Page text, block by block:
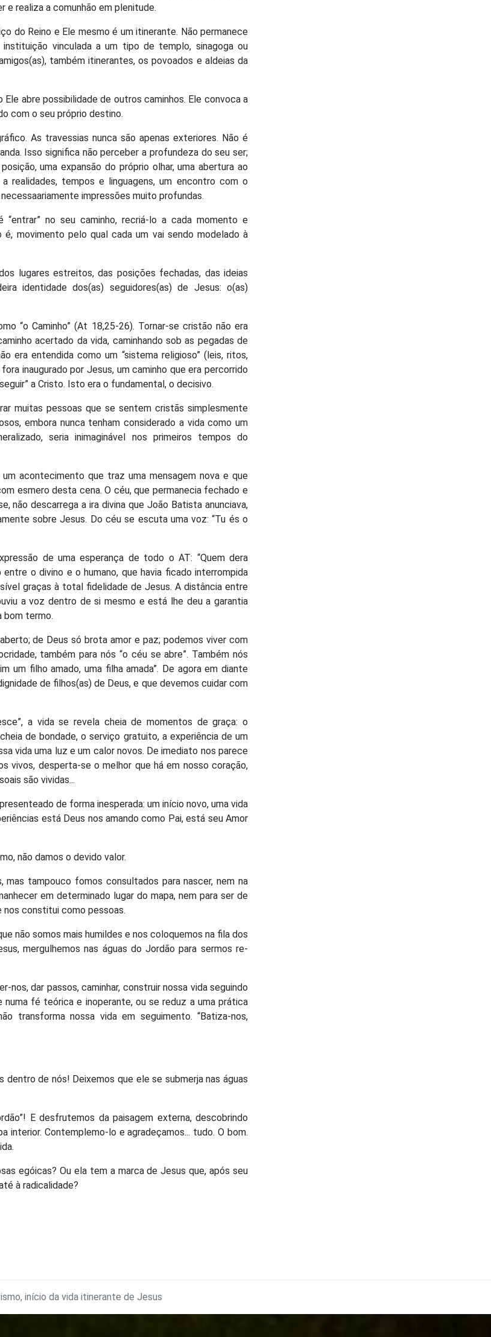
e realiza a comunhão em plenitude.
do Reino e Ele mesmo é um itinerante. Não permanece
vinculada a um tipo de templo, sinagoga ou
também itinerantes, os povoados e aldeias da
abre possibilidade de outros caminhos. Ele convoca a
com o seu próprio destino.
As travessias nunca são apenas exteriores. Não é
Isso significa não perceber a profundeza do seu ser;
uma expansão do próprio olhar, uma abertura ao
realidades, tempos e linguagens, um encontro com o
impressões muito profundas.
no seu caminho, recriá-lo a cada momento e
movimento pelo qual cada um vai sendo modelado à
lugares estreitos, das posições fechadas, das ideias
identidade dos(as) seguidores(as) de Jesus: o(as)
“o Caminho” (At 18,25-26). Tornar-se cristão não era
acertado da vida, caminhando sob as pegadas de
era entendida como um “sistema religioso” (leis, ritos,
inaugurado por Jesus, um caminho que era percorrido
a Cristo. Isto era o fundamental, o decisivo.
muitas pessoas que se sentem cristãs simplesmente
embora nunca tenham considerado a vida como um
seria inimaginável nos primeiros tempos do
acontecimento que traz uma mensagem nova e que
esmero desta cena. O céu, que permanecia fechado e
não descarrega a ira divina que João Batista anunciava,
sobre Jesus. Do céu se escuta uma voz: “Tu és o
de uma esperança de todo o AT: “Quem dera
o divino e o humano, que havia ficado interrompida
graças à total fidelidade de Jesus. A distância entre
a voz dentro de si mesmo e está lhe deu a garantia
bom termo.
de Deus só brota amor e paz; podemos viver com
também para nós “o céu se abre”. Também nós
um filho amado, uma filha amada”. De agora em diante
de filhos(as) de Deus, e que devemos cuidar com
a vida se revela cheia de momentos de graça: o
de bondade, o serviço gratuito, a experiência de um
vida uma luz e um calor novos. De imediato nos parece
vivos, desperta-se o melhor que há em nosso coração,
são vividas...
de forma inesperada: um início novo, uma vida
está Deus nos amando como Pai, está seu Amor
não damos o devido valor.
tampouco fomos consultados para nascer, nem na
em determinado lugar do mapa, nem para ser de
nos constitui como pessoas.
não somos mais humildes e nos coloquemos na fila dos
mergulhemos nas águas do Jordão para sermos re-
nos, dar passos, caminhar, construir nossa vida seguindo
numa fé teórica e inoperante, ou se reduz a uma prática
transforma nossa vida em seguimento. “Batiza-nos,
dentro de nós! Deixemos que ele se submerja nas águas
E desfrutemos da paisagem externa, descobrindo
interior. Contemplemo-lo e agradeçamos... tudo. O bom.
egóicas? Ou ela tem a marca de Jesus que, após seu
à radicalidade?
início da vida itinerante de Jesus